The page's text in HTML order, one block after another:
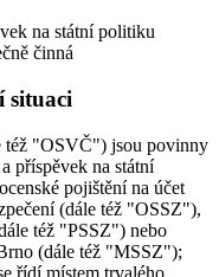
na státní politiku
činná
situaci
též "OSVČ") jsou povinny
příspěvek na státní
pojištění na účet
(dále též "OSSZ"),
též "PSSZ") nebo
(dále též "MSSZ");
řídí místem trvalého